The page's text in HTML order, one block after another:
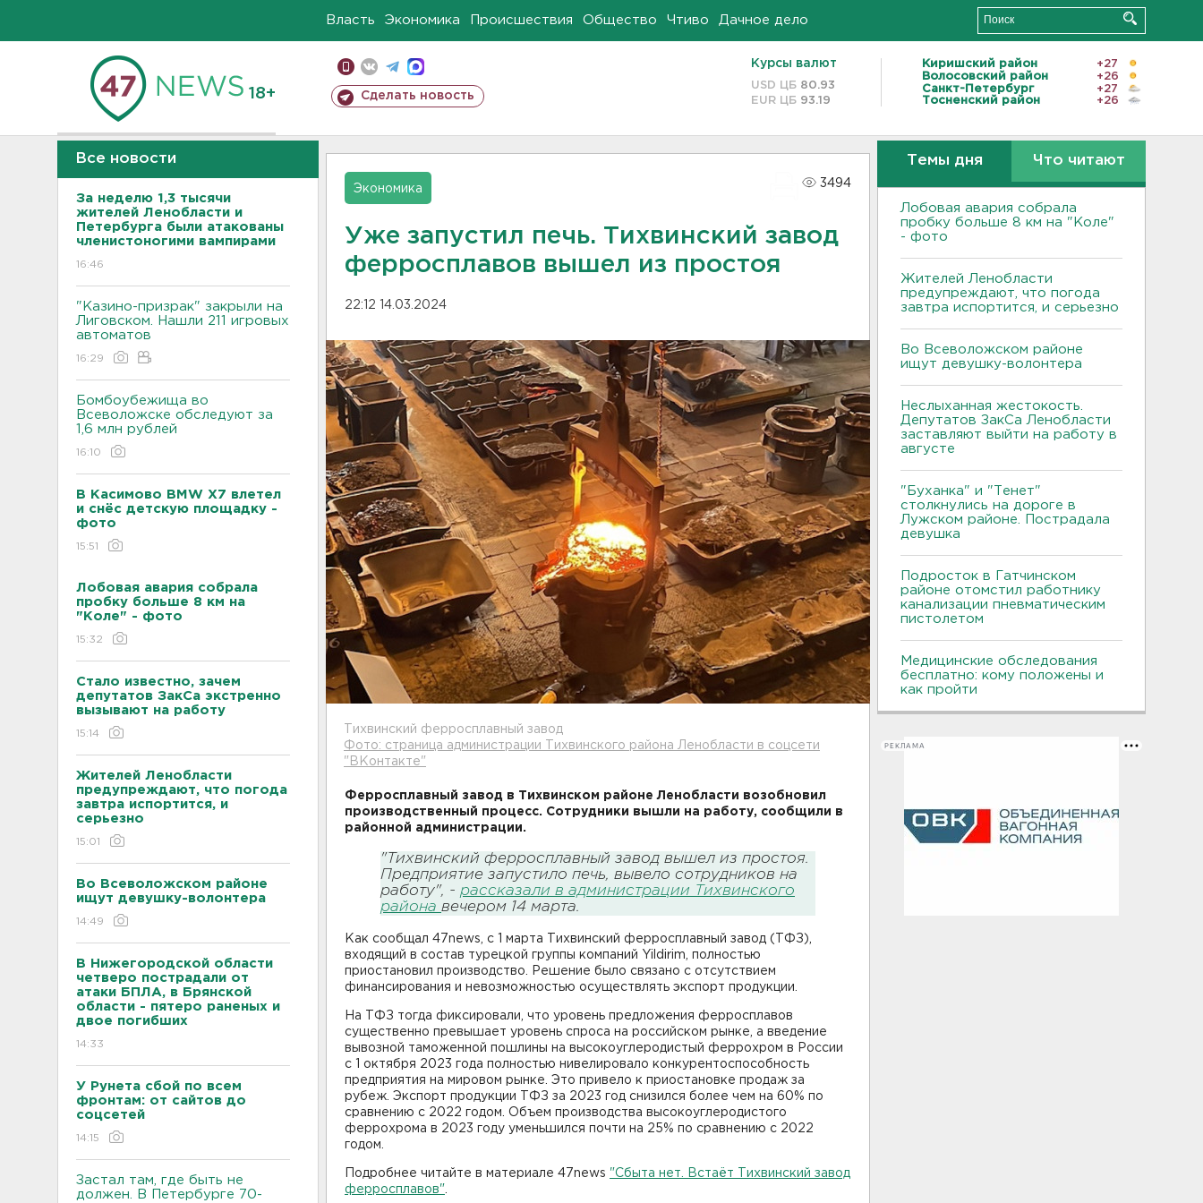
Власть Экономика Происшествия Общество Чтиво Дачное дело
18+ Сделать новость
Курсы валют
USD ЦБ 80.93
EUR ЦБ 93.19
Киришский район
+27
Волосовский район
+26
Санкт-Петербург
+27
Тосненский район
+26
Все новости
За неделю 1,3 тысячи
жителей Ленобласти и
Петербурга были атакованы
членистоногими вампирами
16:46
"Казино-призрак" закрыли на
Лиговском. Нашли 211 игровых
автоматов
16:29
Бомбоубежища во
Всеволожске обследуют за
1,6 млн рублей
16:10
В Касимово BMW X7 влетел
и снёс детскую площадку -
фото
15:51
Лобовая авария собрала
пробку больше 8 км на
"Коле" - фото
15:32
Стало известно, зачем
депутатов ЗакСа экстренно
вызывают на работу
15:14
Жителей Ленобласти
предупреждают, что погода
завтра испортится, и
серьезно
15:01
Во Всеволожском районе
ищут девушку-волонтера
14:49
В Нижегородской области
четверо пострадали от
атаки БПЛА, в Брянской
области - пятеро раненых и
двое погибших
14:33
У Рунета сбой по всем
фронтам: от сайтов до
соцсетей
14:15
Застал там, где быть не
должен. В Петербурге 70-
Экономика
3494
Уже запустил печь. Тихвинский завод
ферросплавов вышел из простоя
22:12 14.03.2024
Тихвинский ферросплавный завод
Фото: страница администрации Тихвинского района Ленобласти в соцсети
"ВКонтакте"
Ферросплавный завод в Тихвинском районе Ленобласти возобновил
производственный процесс. Сотрудники вышли на работу, сообщили в
районной администрации.
"Тихвинский ферросплавный завод вышел из простоя.
Предприятие запустило печь, вывело сотрудников на
работу", - рассказали в администрации Тихвинского
района вечером 14 марта.
Как сообщал 47news, с 1 марта Тихвинский ферросплавный завод (ТФЗ),
входящий в состав турецкой группы компаний Yildirim, полностью
приостановил производство. Решение было связано с отсутствием
финансирования и невозможностью осуществлять экспорт продукции.
На ТФЗ тогда фиксировали, что уровень предложения ферросплавов
существенно превышает уровень спроса на российском рынке, а введение
вывозной таможенной пошлины на высокоуглеродистый феррохром в России
с 1 октября 2023 года полностью нивелировало конкурентоспособность
предприятия на мировом рынке. Это привело к приостановке продаж за
рубеж. Экспорт продукции ТФЗ за 2023 год снизился более чем на 60% по
сравнению с 2022 годом. Объем производства высокоуглеродистого
феррохрома в 2023 году уменьшился почти на 25% по сравнению с 2022
годом.
Подробнее читайте в материале 47news "Сбыта нет. Встаёт Тихвинский завод
ферросплавов"
Темы дня Что читают
Лобовая авария собрала
пробку больше 8 км на "Коле"
- фото
Жителей Ленобласти
предупреждают, что погода
завтра испортится, и серьезно
Во Всеволожском районе
ищут девушку-волонтера
Неслыханная жестокость.
Депутатов ЗакСа Ленобласти
заставляют выйти на работу в
августе
"Буханка" и "Тенет"
столкнулись на дороге в
Лужском районе. Пострадала
девушка
Подросток в Гатчинском
районе отомстил работнику
канализации пневматическим
пистолетом
Медицинские обследования
бесплатно: кому положены и
как пройти
РЕКЛАМА